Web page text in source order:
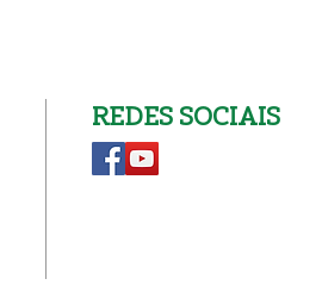
REDES SOCIAIS